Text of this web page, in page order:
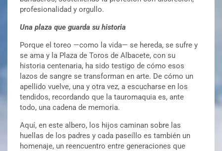
profesionalidad y orgullo.
Una plaza que guarda su historia
Porque el toreo —como la vida— se hereda, se sufre y
se ama y la Plaza de Toros de Albacete, con su
historia centenaria, ha sido testigo de cómo esos
lazos de sangre se transforman en arte. De cómo un
apellido vuelve, una y otra vez, a escucharse en los
tendidos, recordando que la tauromaquia es, ante
todo, una cadena de memoria.
Aquí, en este albero, los hijos caminan sobre las
huellas de los padres y cada paseíllo es también un
homenaje, un reencuentro entre generaciones que